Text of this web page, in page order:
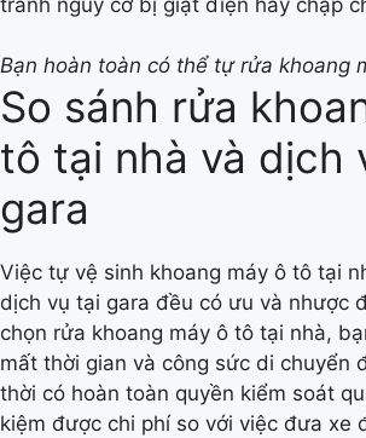
Bạn hoàn toàn có thể tự rửa khoang
So sánh rửa
tô tại nhà và dịch
gara
Việc tự vệ sinh khoang máy ô tô tại
dịch vụ tại gara đều có ưu và nhược
chọn rửa khoang máy ô tô tại nhà,
mất thời gian và công sức di chuyển
thời có hoàn toàn quyền kiểm soát
kiệm được chi phí so với việc đưa xe